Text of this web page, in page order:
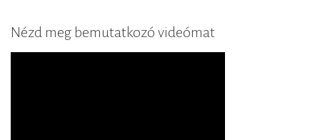
Nézd meg bemutatkozó videómat